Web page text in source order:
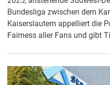
Bundesliga zwischen dem
Kaiserslautern appelliert die
Fairness aller Fans und gibt